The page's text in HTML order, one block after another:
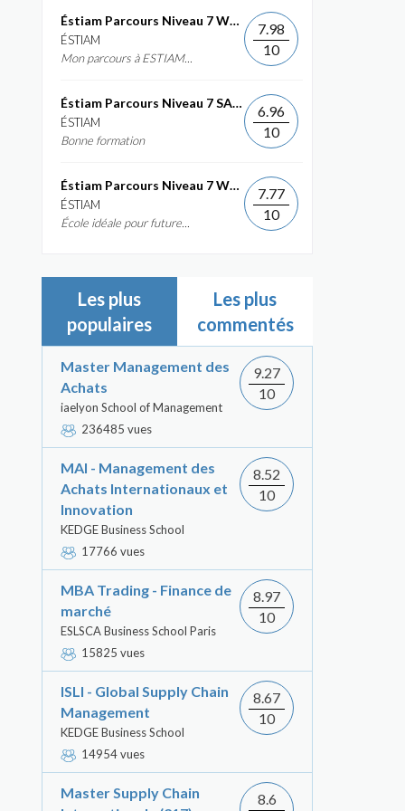
Éstiam Parcours Niveau 7 Web &...
ÉSTIAM
Mon parcours à ESTIAM...
7.98
10
Éstiam Parcours Niveau 7 SAP ERP...
ÉSTIAM
Bonne formation
6.96
10
Éstiam Parcours Niveau 7 Web &...
ÉSTIAM
École idéale pour future...
7.77
10
Les plus
populaires
Les plus
commentés
Master Management des
Achats
iaelyon School of Management
236485 vues
9.27
10
MAI - Management des
Achats Internationaux et
Innovation
KEDGE Business School
17766 vues
8.52
10
MBA Trading - Finance de
marché
ESLSCA Business School Paris
15825 vues
8.97
10
ISLI - Global Supply Chain
Management
KEDGE Business School
14954 vues
8.67
10
Master Supply Chain
8.6